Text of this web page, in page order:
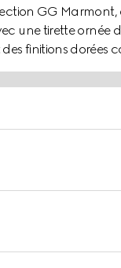
GG
une tirette ornée
finitions dorées